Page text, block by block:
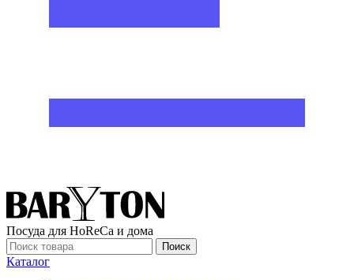
Посуда для HoReCa и дома
Поиск
Каталог